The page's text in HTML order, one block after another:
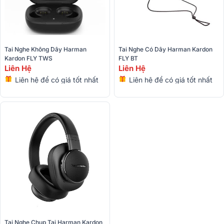
Tai Nghe Không Dây Harman
Kardon FLY TWS
Liên Hệ
Liên hệ để có giá tốt nhất
Tai Nghe Có Dây Harman Kardon
Liên Hệ
Liên hệ để có giá tốt nhất
Tai Nghe Chụp Tai Harman Kardon